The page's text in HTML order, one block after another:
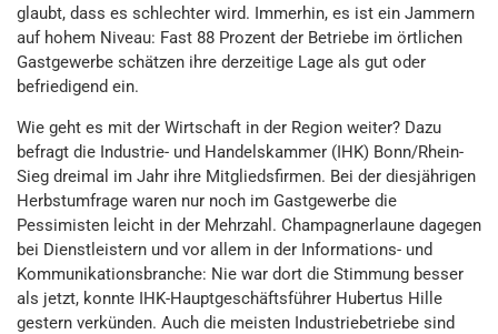
glaubt, dass es schlechter wird. Immerhin, es ist ein Jammern
auf hohem Niveau: Fast 88 Prozent der Betriebe im örtlichen
Gastgewerbe schätzen ihre derzeitige Lage als gut oder
befriedigend ein.
Wie geht es mit der Wirtschaft in der Region weiter? Dazu
befragt die Industrie- und Handelskammer (IHK) Bonn/Rhein-
Sieg dreimal im Jahr ihre Mitgliedsfirmen. Bei der diesjährigen
Herbstumfrage waren nur noch im Gastgewerbe die
Pessimisten leicht in der Mehrzahl. Champagnerlaune dagegen
bei Dienstleistern und vor allem in der Informations- und
Kommunikationsbranche: Nie war dort die Stimmung besser
als jetzt, konnte IHK-Hauptgeschäftsführer Hubertus Hille
gestern verkünden. Auch die meisten Industriebetriebe sind